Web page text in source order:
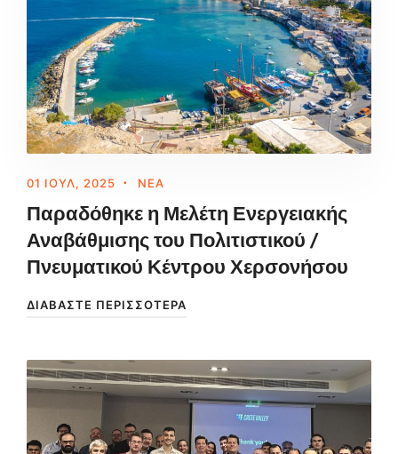
01 ΙΟΎΛ, 2025 ΝΈΑ
Παραδόθηκε η Μελέτη Ενεργειακής
Αναβάθμισης του Πολιτιστικού /
Πνευματικού Κέντρου Χερσονήσου
ΔΙΑΒΆΣΤΕ ΠΕΡΙΣΣΌΤΕΡΑ